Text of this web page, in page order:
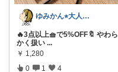
ゆみかん⭐︎大人の暮らし研究室
🔥3点以上🧺で5%OFF🔖 やわら
かく扱い ...
￥ 1,280
0 1 4